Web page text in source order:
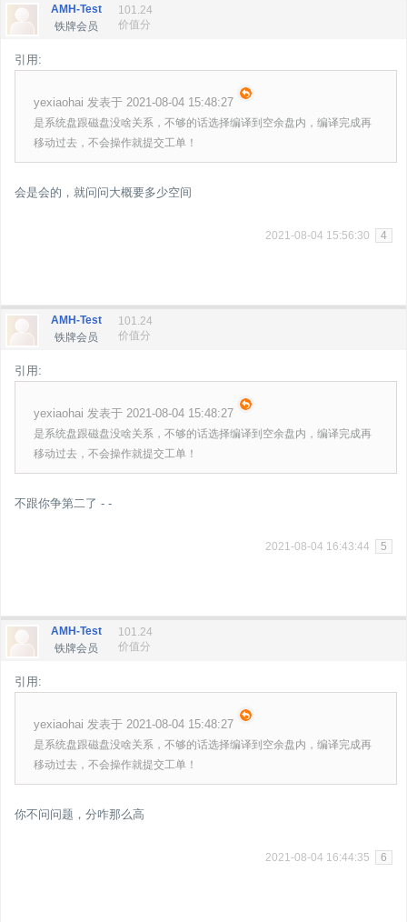
AMH-Test
铁牌会员
101.24
价值分
引用:
yexiaohai 发表于 2021-08-04 15:48:27
是系统盘跟磁盘没啥关系，不够的话选择编译到空余盘内，编译完成再
移动过去，不会操作就提交工单！
会是会的，就问问大概要多少空间
2021-08-04 15:56:30 4
AMH-Test
铁牌会员
101.24
价值分
引用:
yexiaohai 发表于 2021-08-04 15:48:27
是系统盘跟磁盘没啥关系，不够的话选择编译到空余盘内，编译完成再
移动过去，不会操作就提交工单！
不跟你争第二了 - -
2021-08-04 16:43:44 5
AMH-Test
铁牌会员
101.24
价值分
引用:
yexiaohai 发表于 2021-08-04 15:48:27
是系统盘跟磁盘没啥关系，不够的话选择编译到空余盘内，编译完成再
移动过去，不会操作就提交工单！
你不问问题，分咋那么高
2021-08-04 16:44:35 6